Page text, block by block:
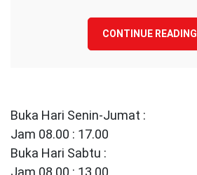
CONTINUE READING
Buka Hari Senin-Jumat :
Jam 08.00 : 17.00
Buka Hari Sabtu :